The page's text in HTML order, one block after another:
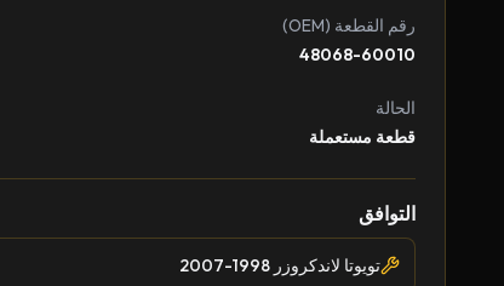
رقم القطعة (OEM)
48068-60010
الحالة
قطعة مستعملة
التوافق
تويوتا لاندكروزر 1998-2007